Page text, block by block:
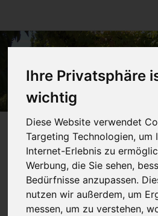
Ihre Privatsphäre
wichtig
Diese Website verwendet
Targeting Technologien, um
Internet-Erlebnis zu
Werbung, die Sie sehen,
Bedürfnisse anzupassen.
nutzen wir außerdem, um
messen, um zu verstehen,
Zurück
Herzlich
Wir freuen uns über Ihren
Homepage. Gerne stellen wir
und ermöglichen Ihnen Einblicke.